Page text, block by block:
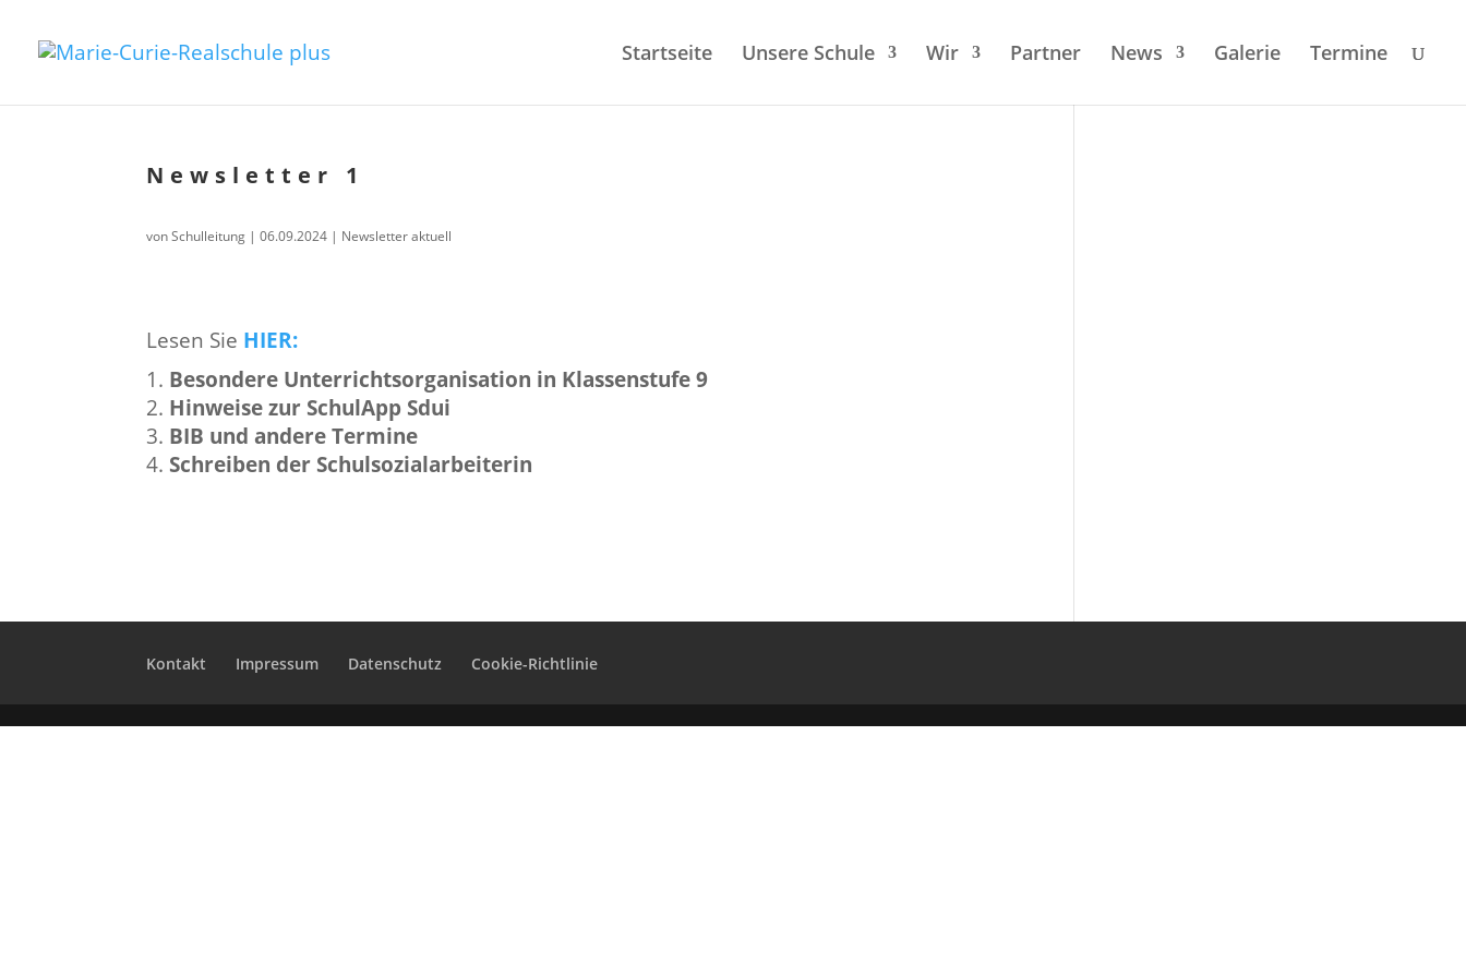
Start­sei­te Unsere Schule Wir Partner News Galerie Termi­ne
Newslet­ter 1
vonSchulleitung |06.09.2024 | Newsletter aktuell
Lesen Sie HIER:
Beson­de­re Unter­richts­or­ga­ni­sa­ti­on in Klassen­stu­fe 9
Hinwei­se zur Schul­App Sdui
BIB und andere Termine
Schrei­ben der Schulsozialarbeiterin
Kontakt Impres­sum Daten­schutz Cookie-Richt­­li­­nie